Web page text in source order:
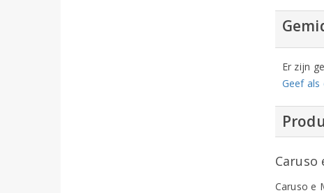
Er zijn
Geef
Caruso
Caruso e